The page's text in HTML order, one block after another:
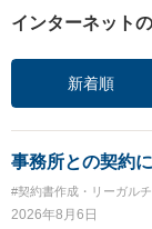
インターネット
新着順
事務所との契約
#契約書作成・リーガル
2026年8月6日